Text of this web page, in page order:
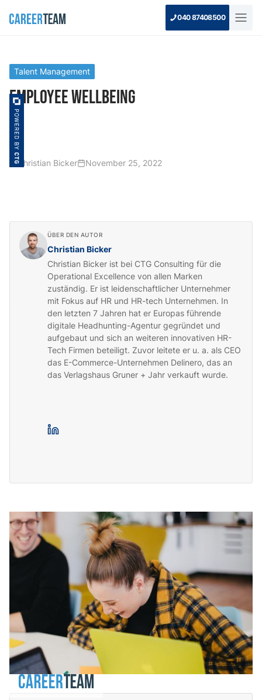
040 87408500
Talent Management
Employee Wellbeing
Christian Bicker November 25, 2022
ÜBER DEN AUTOR
Christian Bicker
Christian Bicker ist bei CTG Consulting für die
Operational Excellence von allen Marken
zuständig. Er ist leidenschaftlicher Unternehmer
mit Fokus auf HR und HR-tech Unternehmen. In
den letzten 7 Jahren hat er Europas führende
digitale Headhunting-Agentur gegründet und
aufgebaut und sich an weiteren innovativen HR-
Tech Firmen beteiligt. Zuvor leitete er u. a. als CEO
das E-Commerce-Unternehmen Delinero, das an
das Verlagshaus Gruner + Jahr verkauft wurde.